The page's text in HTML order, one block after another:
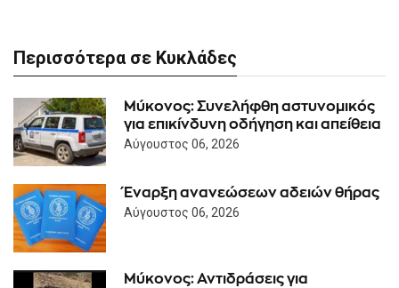
Περισσότερα σε Κυκλάδες
Μύκονος: Συνελήφθη αστυνομικός
για επικίνδυνη οδήγηση και απείθεια
Αύγουστος 06, 2026
Έναρξη ανανεώσεων αδειών θήρας
Αύγουστος 06, 2026
Μύκονος: Αντιδράσεις για